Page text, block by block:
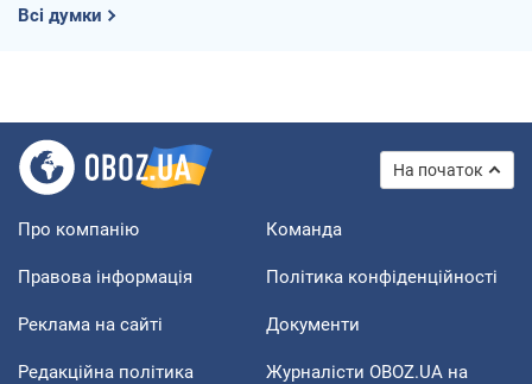
Всі думки
На початок
Про компанію Команда
Правова інформація Політика конфіденційності
Реклама на сайті Документи
Редакційна політика
Журналісти OBOZ.UA на